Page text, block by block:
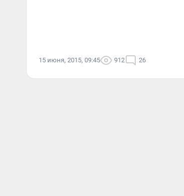
15 июня, 2015, 09:45 912 26